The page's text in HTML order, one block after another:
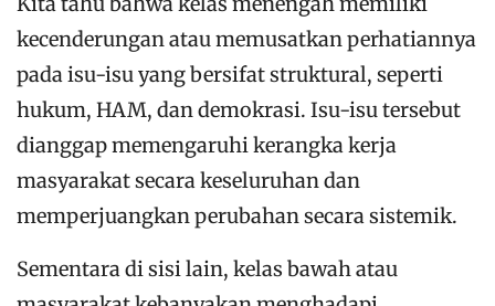
kecenderungan atau memusatkan perhatiannya
pada isu-isu yang bersifat struktural, seperti
hukum, HAM, dan demokrasi. Isu-isu tersebut
dianggap memengaruhi kerangka kerja
masyarakat secara keseluruhan dan
memperjuangkan perubahan secara sistemik.
Sementara di sisi lain, kelas bawah atau